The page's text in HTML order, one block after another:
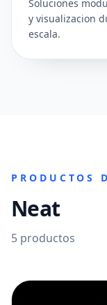
Soluciones
y visualizacion
escala.
PRODUCTOS
Neat
5 productos